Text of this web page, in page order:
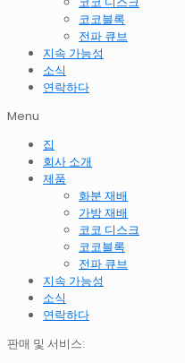
코코블록
전파 큐브
지속 가능성
소식
연락하다
Menu
집
회사 소개
제품
화분 재배
가방 재배
코코 디스크
코코블록
전파 큐브
지속 가능성
소식
연락하다
판매 및 서비스: